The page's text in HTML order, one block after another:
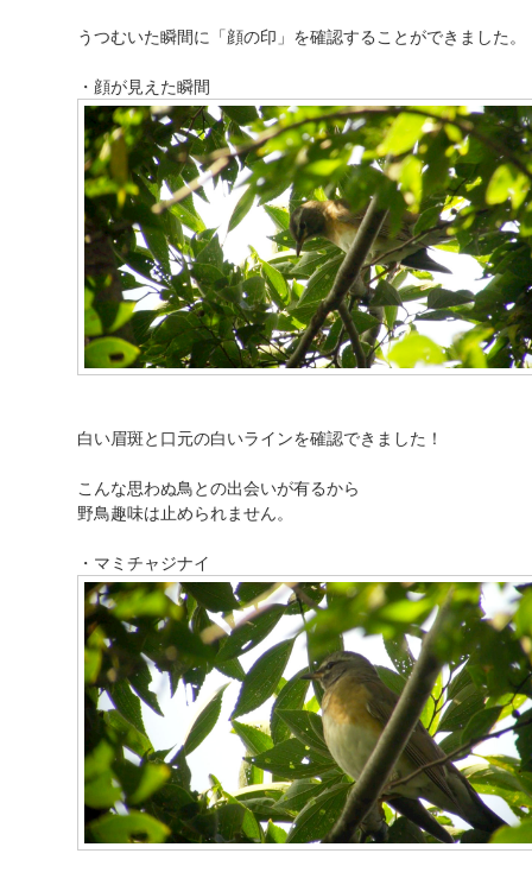
うつむいた瞬間に「顔の印」を確認することができました。
・顔が見えた瞬間
白い眉斑と口元の白いラインを確認できました！
こんな思わぬ鳥との出会いが有るから
野鳥趣味は止められません。
・マミチャジナイ